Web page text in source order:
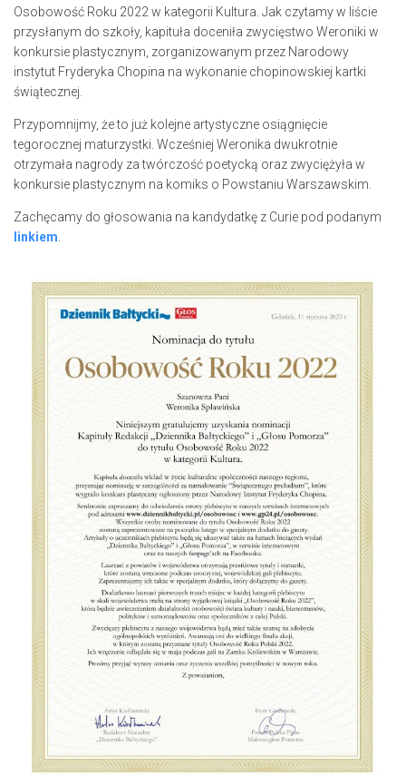
Osobowość Roku 2022 w kategorii Kultura. Jak czytamy w liście
przysłanym do szkoły, kapituła doceniła zwycięstwo Weroniki w
konkursie plastycznym, zorganizowanym przez Narodowy
instytut Fryderyka Chopina na wykonanie chopinowskiej kartki
świątecznej.
Przypomnijmy, że to już kolejne artystyczne osiągnięcie
tegorocznej maturzystki. Wcześniej Weronika dwukrotnie
otrzymała nagrody za twórczość poetycką oraz zwyciężyła w
konkursie plastycznym na komiks o Powstaniu Warszawskim.
Zachęcamy do głosowania na kandydatkę z Curie pod podanym
linkiem